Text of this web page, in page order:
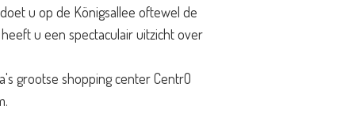
u op de Königsallee oftewel de
u een spectaculair uitzicht over
grootse shopping center CentrO